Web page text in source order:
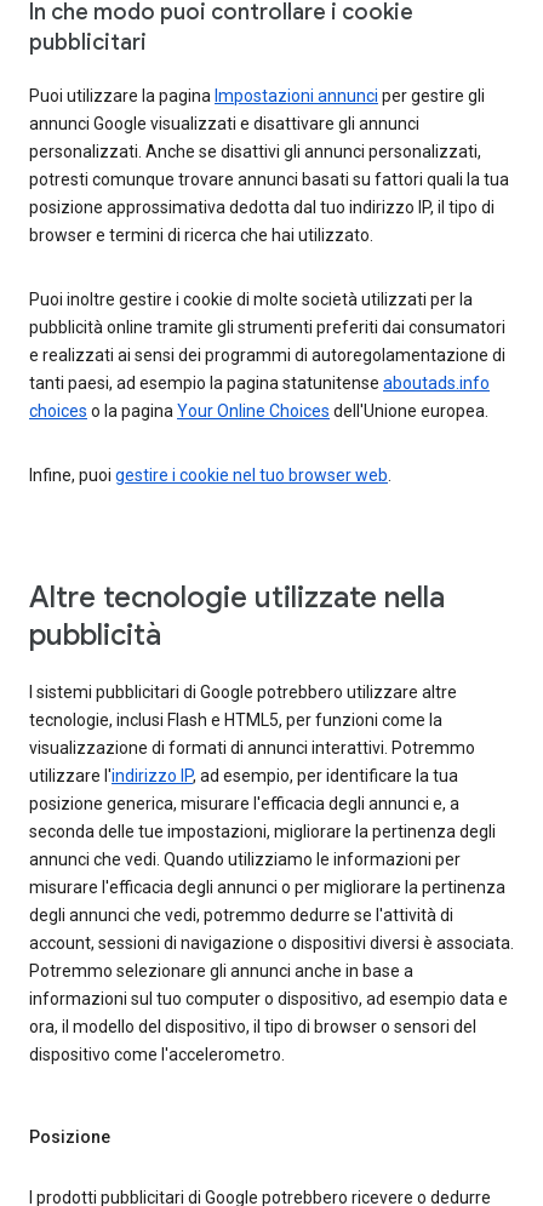
In che modo puoi controllare i cookie
pubblicitari
Puoi utilizzare la pagina Impostazioni annunci per gestire gli
annunci Google visualizzati e disattivare gli annunci
personalizzati. Anche se disattivi gli annunci personalizzati,
potresti comunque trovare annunci basati su fattori quali la tua
posizione approssimativa dedotta dal tuo indirizzo IP, il tipo di
browser e termini di ricerca che hai utilizzato.
Puoi inoltre gestire i cookie di molte società utilizzati per la
pubblicità online tramite gli strumenti preferiti dai consumatori
e realizzati ai sensi dei programmi di autoregolamentazione di
tanti paesi, ad esempio la pagina statunitense aboutads.info
choices o la paginaYour Online Choices dell'Unione europea.
Infine, puoi gestire i cookie nel tuo browser web.
Altre tecnologie utilizzate nella
pubblicità
I sistemi pubblicitari di Google potrebbero utilizzare altre
tecnologie, inclusi Flash e HTML5, per funzioni come la
visualizzazione di formati di annunci interattivi. Potremmo
utilizzare l'indirizzo IP, ad esempio, per identificare la tua
posizione generica, misurare l'efficacia degli annunci e, a
seconda delle tue impostazioni, migliorare la pertinenza degli
annunci che vedi. Quando utilizziamo le informazioni per
misurare l'efficacia degli annunci o per migliorare la pertinenza
degli annunci che vedi, potremmo dedurre se l'attività di
account, sessioni di navigazione o dispositivi diversi è associata.
Potremmo selezionare gli annunci anche in base a
informazioni sul tuo computer o dispositivo, ad esempio data e
ora, il modello del dispositivo, il tipo di browser o sensori del
dispositivo come l'accelerometro.
Posizione
I prodotti pubblicitari di Google potrebbero ricevere o dedurre